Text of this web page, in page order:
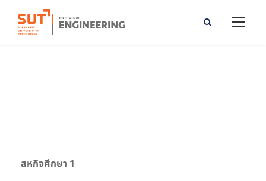
สหกิจศึกษา 1